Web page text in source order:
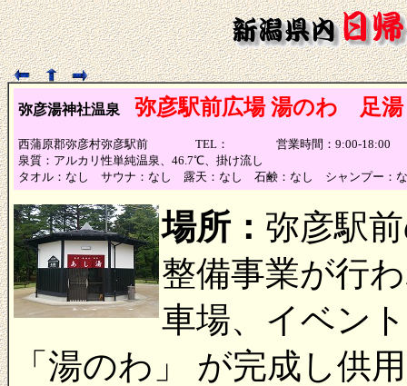
弥彦湯神社温泉 弥彦駅前広場 湯のわ 足湯
西蒲原郡弥彦村弥彦駅前 TEL： 営業時間：9:00-18:00
泉質：アルカリ性単純温泉、46.7℃、掛け流し
タオル：なし サウナ：なし 露天：なし 石鹸：なし シャンプー：
場所： 弥彦駅
整備事業が行
車場、イベン
「湯のわ」 が完成し供